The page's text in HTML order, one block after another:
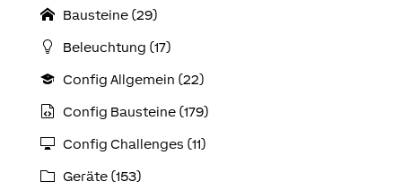
Bausteine (29)
Beleuchtung (17)
Config Allgemein (22)
Config Bausteine (179)
Config Challenges (11)
Geräte (153)